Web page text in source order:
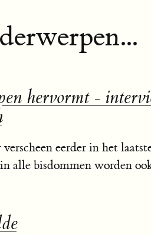
hervormt -
eerder in het
alle bisdommen worden